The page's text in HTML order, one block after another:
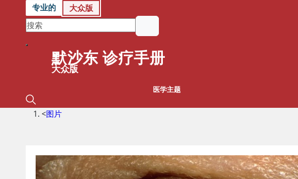
专业的 大众版
默沙东 诊疗手册
大众版
医学主题
<图片